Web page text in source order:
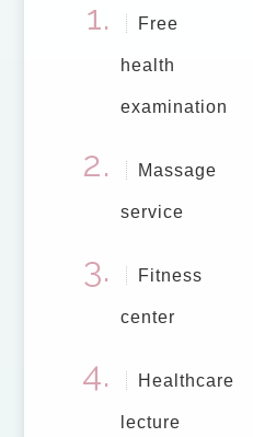
Free
health
examination
Massage
service
Fitness
center
Healthcare
lecture